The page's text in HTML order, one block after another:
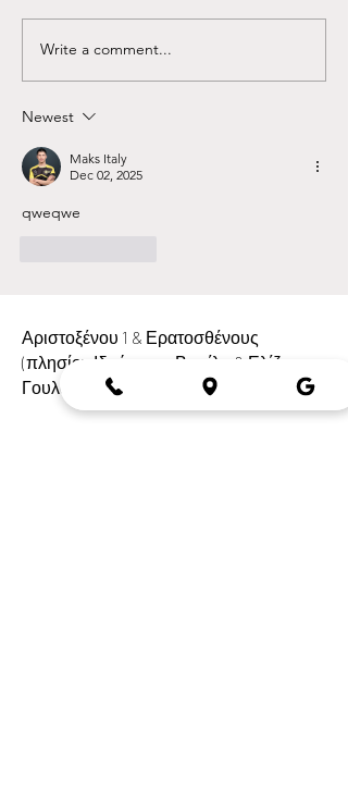
Μητέρα: ο σημαντικός Άλλος
Write a comment...
Newest
Maks Italy
Dec 02, 2025
qweqwe
Αριστοξένου 1 & Ερατοσθένους
(πλησίον Ιδρύματος Βασίλη & Ελίζας
Γουλανδρή)